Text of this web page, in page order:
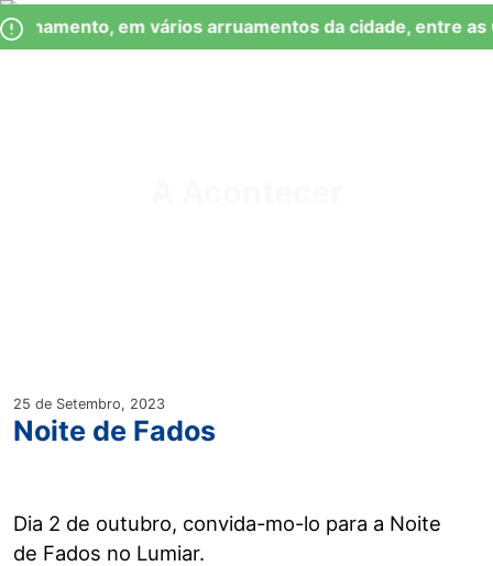
Observação:
este
Skip
to
em vários arruamentos da cidade, entre
25 de Setembro, 2023
Noite de Fados
Dia 2 de outubro, convida-mo-lo para a Noite
de Fados no Lumiar.